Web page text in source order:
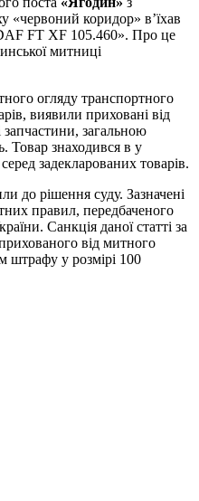
«червоний коридор» в’їхав
FT XF 105.460». Про це
митниці
огляду транспортного
виявили приховані від
загальною
Товар знаходився в у
задекларованих товарів.
до рішення суду. Зазначені
правил, передбаченого
Санкція даної статті за
від митного
штрафу у розмірі 100